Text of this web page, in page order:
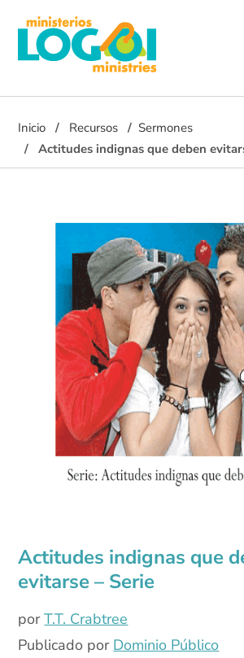
Inicio Recursos
Sermones
Actitudes indignas que deben
Actitudes indignas que
evitarse – Serie
porT.T. Crabtree
Publicado por Dominio Público